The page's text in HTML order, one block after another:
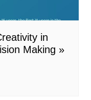
in
Making »